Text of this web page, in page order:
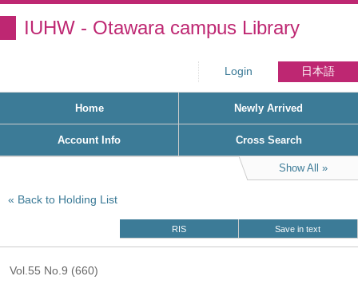
IUHW - Otawara campus Library
Login 日本語
Home Newly Arrived
Account Info Cross Search
Show All
Back to Holding List
RIS Save in text
Vol.55 No.9 (660)